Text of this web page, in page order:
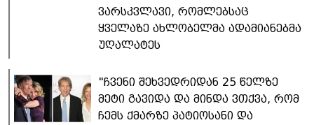
ვარსკვლავი, რომლებსაც
ყველაზე ახლობელმა ადამიანებმა
უღალატეს
"ჩვენი შეხვედრიდან 25 წელზე
მეტი გავიდა და მინდა ვთქვა, რომ
ჩემს ქმარზე პატიოსანი და